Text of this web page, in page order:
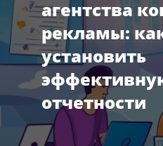
агентства
рекламы:
установить
отчетности